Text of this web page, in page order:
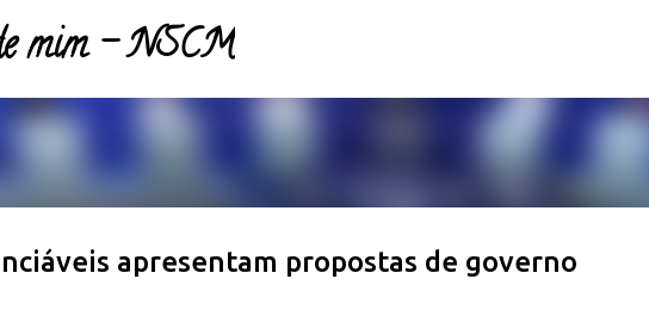
mim - NSCM
apresentam propostas de governo